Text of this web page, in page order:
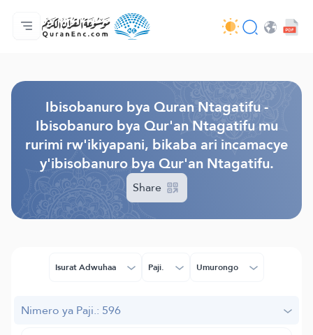
Ahabanza.
Ishakiro ry'ibisobanuro
Audio
Serivisi z'abakora amavugurura. - API
Ibijyanye n'umushinga.
Twandikire.
Ururimi.
Ibisobanuro bya Quran Ntagatifu -
Ibisobanuro bya Qur'an Ntagatifu mu
rurimi rw'ikiyapani, bikaba ari incamacye
y'ibisobanuro bya Qur'an Ntagatifu.
Share
Isurat Adwuhaa Paji. Umurongo
Nimero ya Paji.: 596